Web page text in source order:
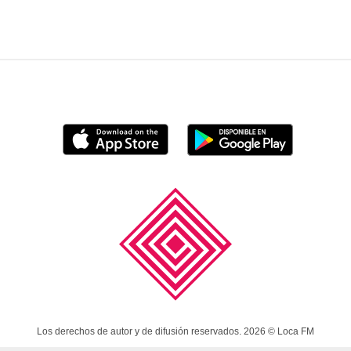
Los derechos de autor y de difusión reservados. 2026 © Loca FM